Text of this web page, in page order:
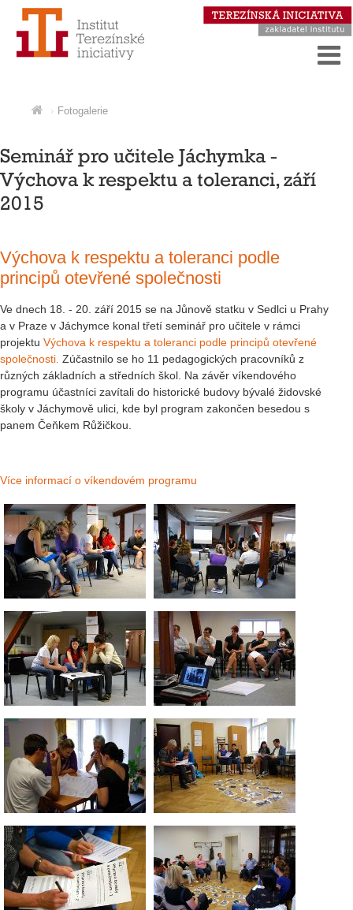
Fotogalerie
Seminář pro učitele Jáchymka -
Výchova k respektu a toleranci, září
2015
Výchova k respektu a toleranci podle
principů otevřené společnosti
Ve dnech 18. - 20. září 2015 se na Jůnově statku v Sedlci u Prahy
a v Praze v Jáchymce konal třetí seminář pro učitele v rámci
projektu Výchova k respektu a toleranci podle principů otevřené
společnosti. Zúčastnilo se ho 11 pedagogických pracovníků z
různých základních a středních škol. Na závěr víkendového
programu účastníci zavítali do historické budovy bývalé židovské
školy v Jáchymově ulici, kde byl program zakončen besedou s
panem Čeňkem Růžičkou.
Více informací o víkendovém programu